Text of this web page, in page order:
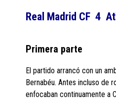
Real Madrid CF 4
Primera parte
El partido arrancó con un
Bernabéu. Antes incluso de
enfocaban continuamente a